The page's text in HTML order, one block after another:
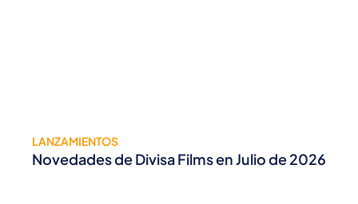
LANZAMIENTOS
Novedades de Divisa Films en Julio de 2026